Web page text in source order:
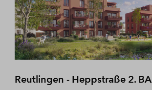
Reutlingen - Heppstraße 2. BA